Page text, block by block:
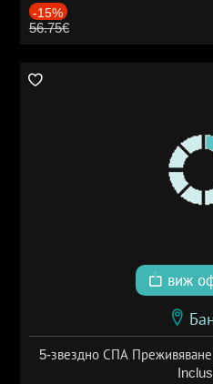
-15%
56.75€
виж
5-звездно СПА Преживяване